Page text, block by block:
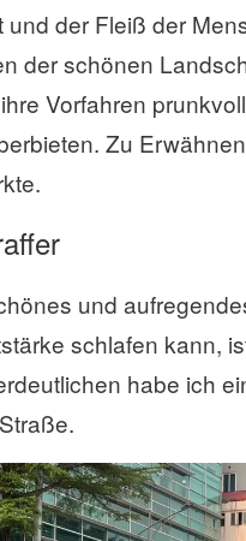
und der Fleiß der
der schönen
Vorfahren
Zu
und
schlafen kann,
habe ich